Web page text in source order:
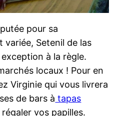
pour sa
Setenil de las
à la règle.
locaux ! Pour en
Virginie qui vous livrera
de bars à tapas
régaler vos papilles.